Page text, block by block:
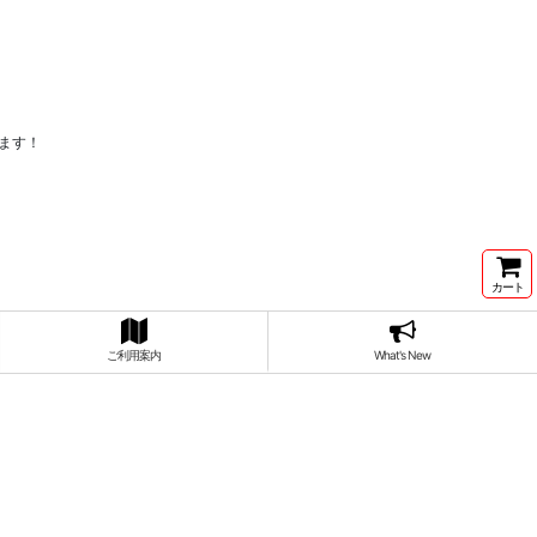
す！
カート
ご利用案内 What's New